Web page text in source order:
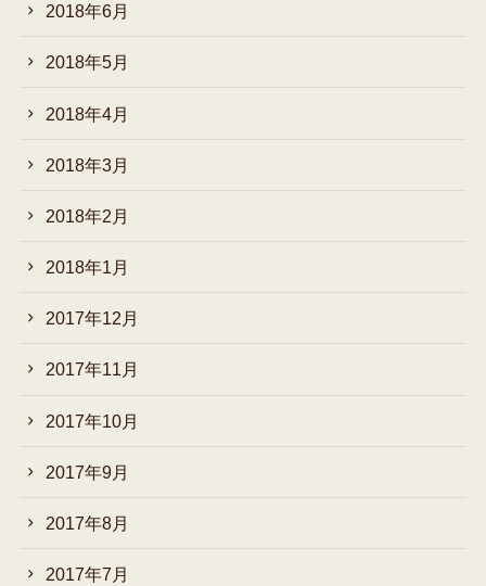
2018年6月
2018年5月
2018年4月
2018年3月
2018年2月
2018年1月
2017年12月
2017年11月
2017年10月
2017年9月
2017年8月
2017年7月